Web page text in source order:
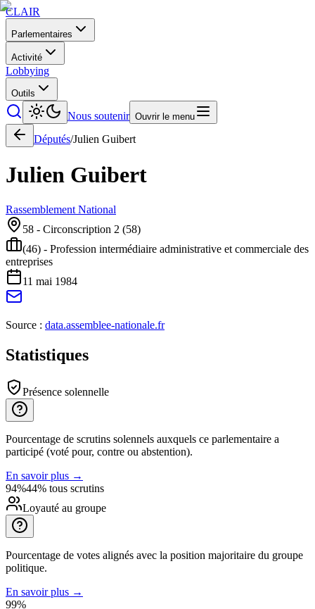
CLAIR
Parlementaires
Activité
Lobbying
Outils
Nous soutenir Ouvrir le menu
Députés/Julien Guibert
Julien Guibert
Rassemblement National
58 - Circonscription 2 (58)
(46) - Profession intermédiaire administrative et commerciale des
entreprises
11 mai 1984
Source : data.assemblee-nationale.fr
Statistiques
Présence solennelle
Pourcentage de scrutins solennels auxquels ce parlementaire a
participé (voté pour, contre ou abstention).
En savoir plus →
94%44% tous scrutins
Loyauté au groupe
Pourcentage de votes alignés avec la position majoritaire du groupe
politique.
En savoir plus →
99%